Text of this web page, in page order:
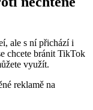
ale s ní přichází i
chcete bránit TikTok
využít.
reklamě na